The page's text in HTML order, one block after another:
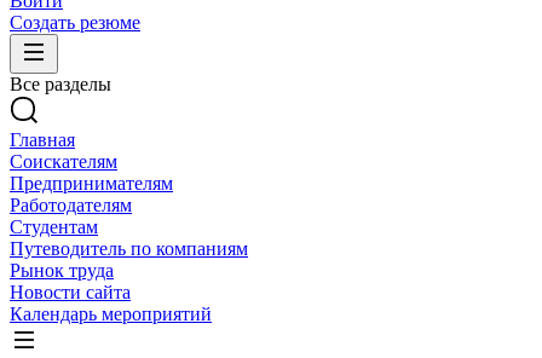
Создать резюме
Все разделы
Главная
Соискателям
Предпринимателям
Работодателям
Студентам
Путеводитель по компаниям
Рынок труда
Новости сайта
Календарь мероприятий